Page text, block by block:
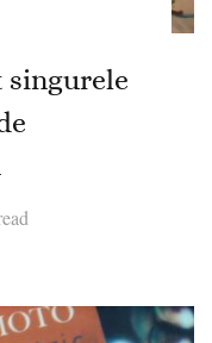
singurele